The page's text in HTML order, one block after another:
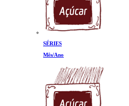
SÉRIES
Mês/Ano